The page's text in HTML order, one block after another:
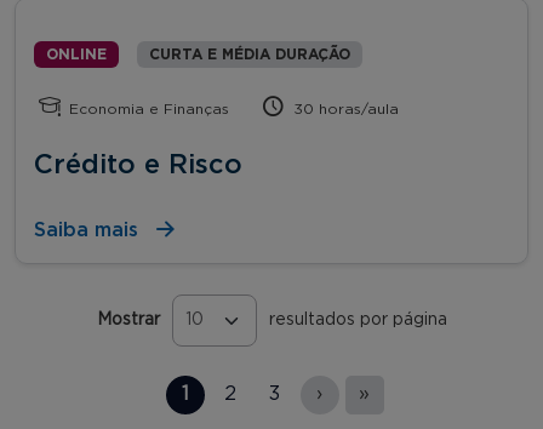
ONLINE CURTA E MÉDIA DURAÇÃO
Economia e Finanças 30 horas/aula
Crédito e Risco
Saiba mais
Mostrar resultados por página
1 2 3 › »